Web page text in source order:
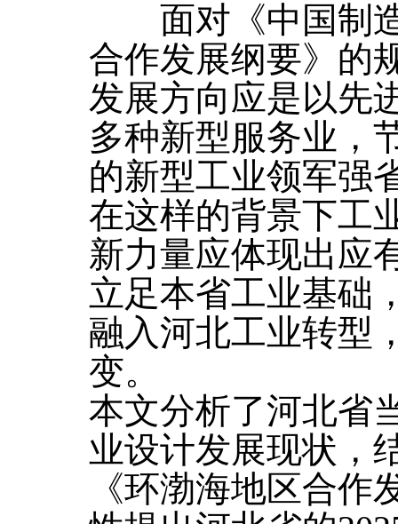
面对《中国制造
合作发展纲要》的
发展方向应是以先
多种新型服务业，
的新型工业领军强
在这样的背景下工
新力量应体现出应
立足本省工业基础
融入河北工业转型
变。
本文分析了河北省
业设计发展现状，
《环渤海地区合